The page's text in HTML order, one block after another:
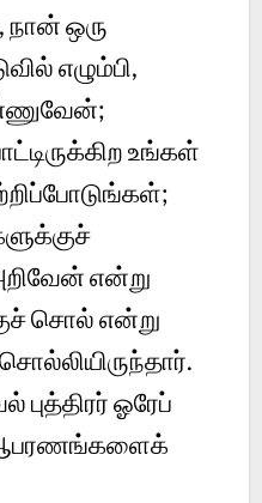
ஒரு
எழும்பி,
உங்கள்
என்று
சொல் என்று
ஓரேப்